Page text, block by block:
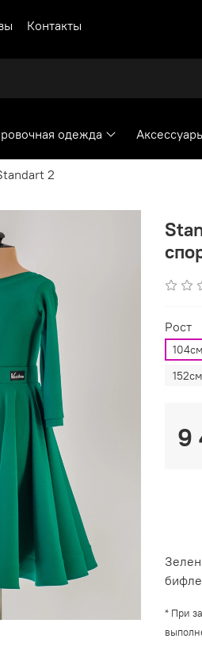
Контакты
одежда
2
Рост
9
* При